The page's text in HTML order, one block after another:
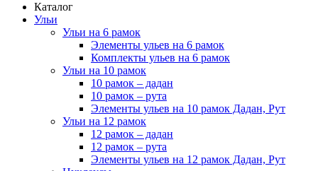
Каталог
Ульи
Ульи на 6 рамок
Элементы ульев на 6 рамок
Комплекты ульев на 6 рамок
Ульи на 10 рамок
10 рамок – дадан
10 рамок – рута
Элементы ульев на 10 рамок Дадан, Рут
Ульи на 12 рамок
12 рамок – дадан
12 рамок – рута
Элементы ульев на 12 рамок Дадан, Рут